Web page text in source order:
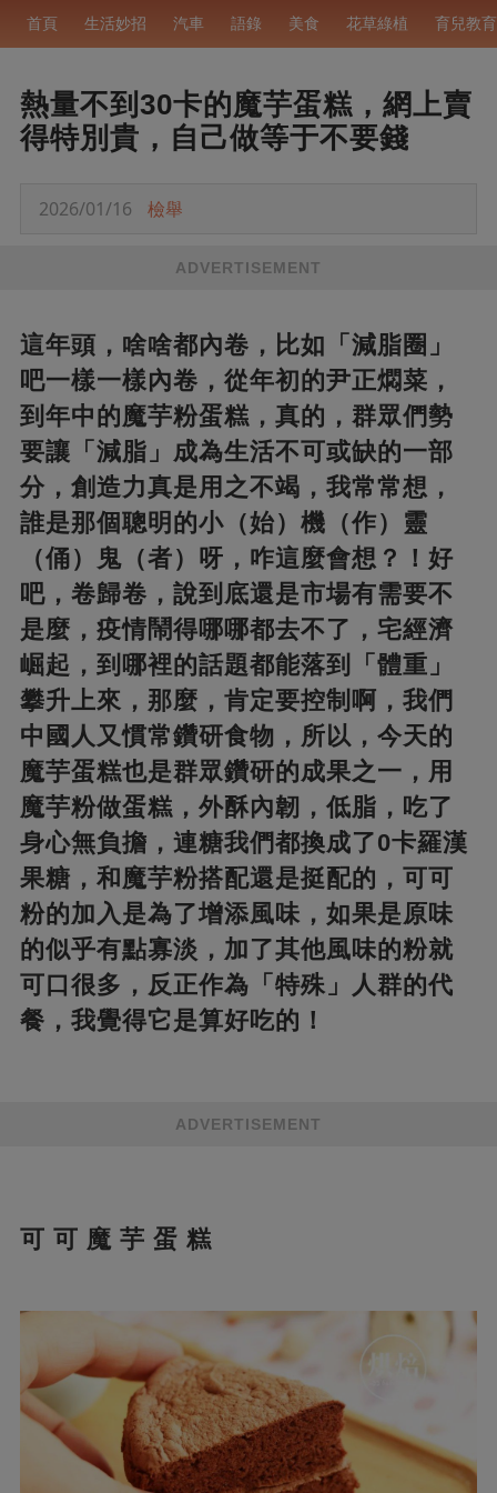
首頁 生活妙招 汽車 語錄 美食 花草綠植 育兒教育
熱量不到30卡的魔芋蛋糕，網上賣
得特別貴，自己做等于不要錢
2026/01/16 檢舉
ADVERTISEMENT
這年頭，啥啥都內卷，比如「減脂圈」
吧一樣一樣內卷，從年初的尹正燜菜，
到年中的魔芋粉蛋糕，真的，群眾們勢
要讓「減脂」成為生活不可或缺的一部
分，創造力真是用之不竭，我常常想，
誰是那個聰明的小（始）機（作）靈
（俑）鬼（者）呀，咋這麼會想？！好
吧，卷歸卷，說到底還是市場有需要不
是麼，疫情鬧得哪哪都去不了，宅經濟
崛起，到哪裡的話題都能落到「體重」
攀升上來，那麼，肯定要控制啊，我們
中國人又慣常鑽研食物，所以，今天的
魔芋蛋糕也是群眾鑽研的成果之一，用
魔芋粉做蛋糕，外酥內韌，低脂，吃了
身心無負擔，連糖我們都換成了0卡羅漢
果糖，和魔芋粉搭配還是挺配的，可可
粉的加入是為了增添風味，如果是原味
的似乎有點寡淡，加了其他風味的粉就
可口很多，反正作為「特殊」人群的代
餐，我覺得它是算好吃的！
ADVERTISEMENT
可 可 魔 芋 蛋 糕